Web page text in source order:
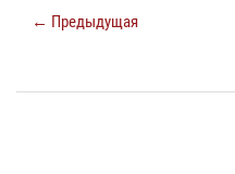
← Предыдущая